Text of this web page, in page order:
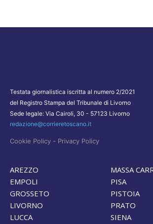
Testata giornalistica iscritta al numero 2/2021
del Registro Stampa del Tribunale di Livorno
Sede legale: Via Cairoli, 30 - 57123 Livorno
redazione@corrieretoscano.it
Cookie Policy - Privacy Policy
AREZZO
EMPOLI
GROSSETO
LIVORNO
LUCCA
MASSA
PISA
PISTOIA
PRATO
SIENA